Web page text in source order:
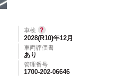
車検
2028(R10)年12月
車両評価書
あり
管理番号
1700-202-06646